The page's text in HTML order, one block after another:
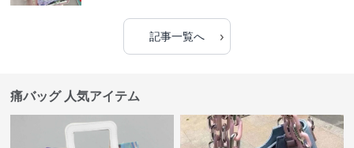
記事一覧へ ›
痛バッグ 人気アイテム